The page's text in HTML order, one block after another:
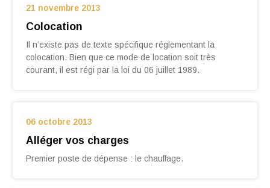
21 novembre 2013
Colocation
Il n’existe pas de texte spécifique réglementant la
colocation. Bien que ce mode de location soit très
courant, il est régi par la loi du 06 juillet 1989.
06 octobre 2013
Alléger vos charges
Premier poste de dépense : le chauffage.